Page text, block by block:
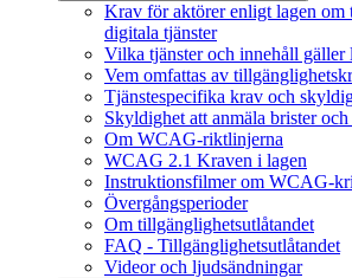
Krav för aktörer enligt lagen om
digitala tjänster
Vilka tjänster och innehåll gäller
Vem omfattas av
Tjänstespecifika krav och
Skyldighet att anmäla brister
Om WCAG-riktlinjerna
WCAG 2.1 Kraven i lagen
Instruktionsfilmer om WCAG-
Övergångsperioder
Om tillgänglighetsutlåtandet
FAQ - Tillgänglighetsutlåtandet
Videor och ljudsändningar